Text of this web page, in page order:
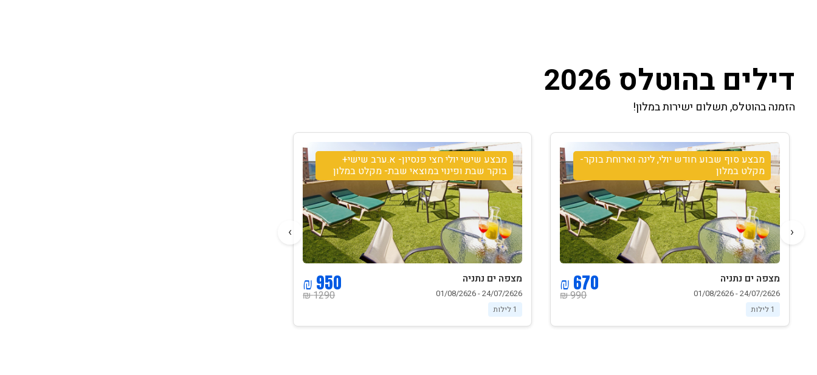
דילים בהוטלס 2026
הזמנה בהוטלס, תשלום ישירות במלון!
מבצע סוף שבוע חודש יולי, לינה וארוחת בוקר-
מקלט במלון
מצפה ים נתניה
24/07/2626 - 01/08/2626
1 לילות
990 ₪
670 ₪
מבצע שישי יולי חצי פנסיון- א.ערב שישי+
בוקר שבת ופינוי במוצאי שבת- מקלט במלון
מצפה ים נתניה
24/07/2626 - 01/08/2626
1 לילות
1290 ₪
950 ₪
‹
›